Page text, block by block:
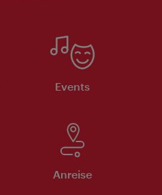
Events
Anreise